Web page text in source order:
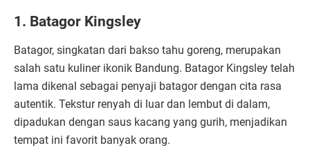
1. Batagor Kingsley
Batagor, singkatan dari bakso tahu goreng, merupakan
salah satu kuliner ikonik Bandung. Batagor Kingsley telah
lama dikenal sebagai penyaji batagor dengan cita rasa
autentik. Tekstur renyah di luar dan lembut di dalam,
dipadukan dengan saus kacang yang gurih, menjadikan
tempat ini favorit banyak orang.